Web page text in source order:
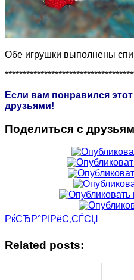
Обе игрушки выполнены
Если вам понравился
друзьями!
Поделиться с
РќСЂР°РІРёС‚СЃСЏ
Related posts: